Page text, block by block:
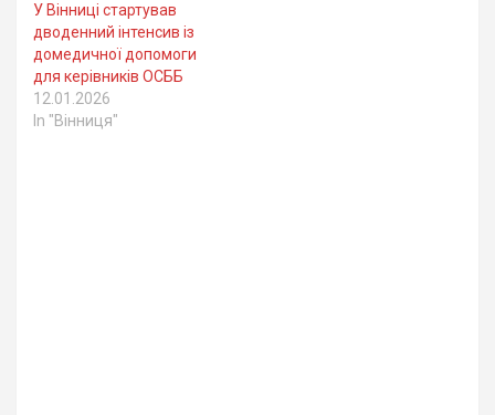
У Вінниці стартував
дводенний інтенсив із
домедичної допомоги
для керівників ОСББ
12.01.2026
In "Вінниця"